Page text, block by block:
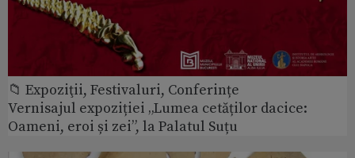
📁 Expoziţii, Festivaluri, Conferințe
Vernisajul expoziției „Lumea cetăților dacice:
Oameni, eroi și zei”, la Palatul Suțu